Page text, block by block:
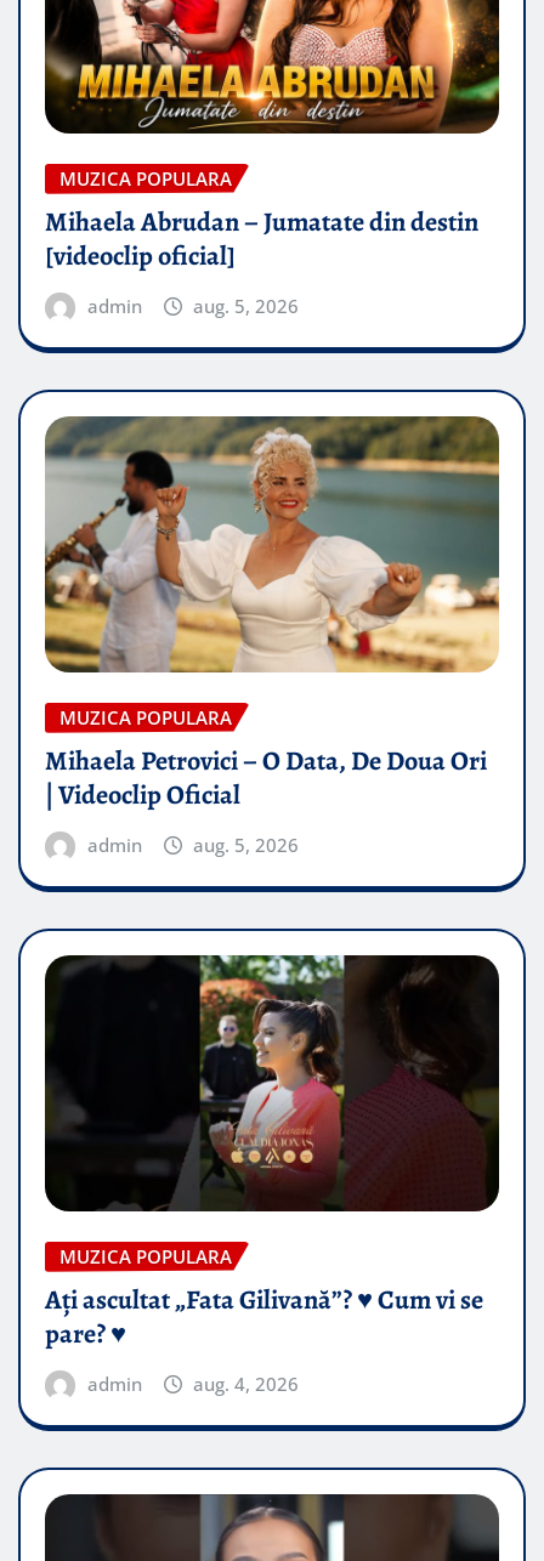
MUZICA POPULARA
Mihaela Abrudan – Jumatate din destin
[videoclip oficial]
admin aug. 5, 2026
MUZICA POPULARA
Mihaela Petrovici – O Data, De Doua Ori
| Videoclip Oficial
admin aug. 5, 2026
MUZICA POPULARA
Ați ascultat „Fata Gilivană”? ♥️ Cum vi se
pare? ♥️
admin aug. 4, 2026